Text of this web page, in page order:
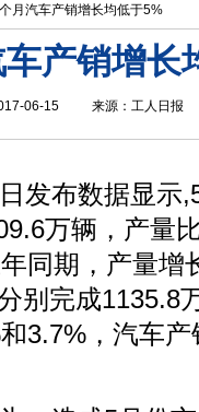
月汽车产销增长均低于5%
措有序推动企业复工复产
产销增长
06-15 来源： 工人日报
发布数据显示
万辆，产量
同期，产量增
别完成1135.8
3.7%，汽车